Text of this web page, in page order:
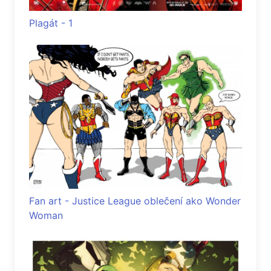
Plagát - 1
Fan art - Justice League oblečení ako Wonder
Woman